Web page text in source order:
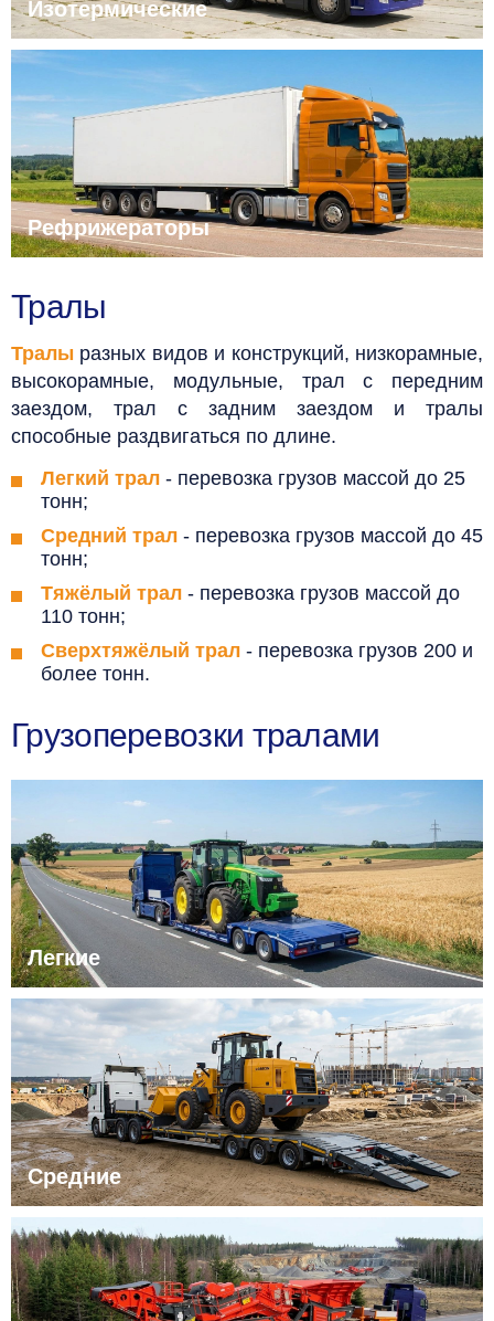
Изотермические
Рефрижераторы
Тралы
Тралы разных видов и конструкций, низкорамные,
высокорамные, модульные, трал с передним
заездом, трал с задним заездом и тралы
способные раздвигаться по длине.
Легкий трал - перевозка грузов массой до 25
тонн;
Средний трал - перевозка грузов массой до 45
тонн;
Тяжёлый трал - перевозка грузов массой до
110 тонн;
Сверхтяжёлый трал - перевозка грузов 200 и
более тонн.
Грузоперевозки тралами
Легкие
Средние